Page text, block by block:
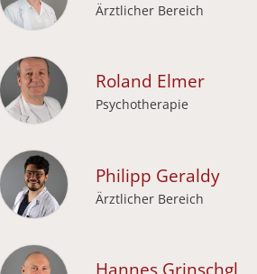
Ärztlicher Bereich
Roland Elmer
Psychotherapie
Philipp Geraldy
Ärztlicher Bereich